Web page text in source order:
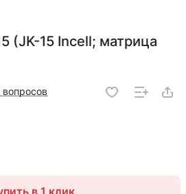
(JK-15 Incell; матрица
вопросов